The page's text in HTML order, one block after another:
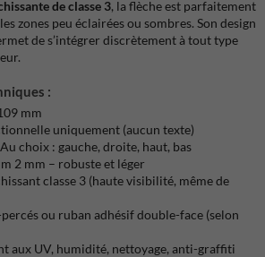
de classe 3, la flèche est parfaitement
zones peu éclairées ou sombres. Son design
de s’intégrer discrètement à tout type
:
mm
uniquement (aucun texte)
choix : gauche, droite, haut, bas
2 mm – robuste et léger
classe 3 (haute visibilité, même de
ou ruban adhésif double-face (selon
aux UV, humidité, nettoyage, anti-graffiti